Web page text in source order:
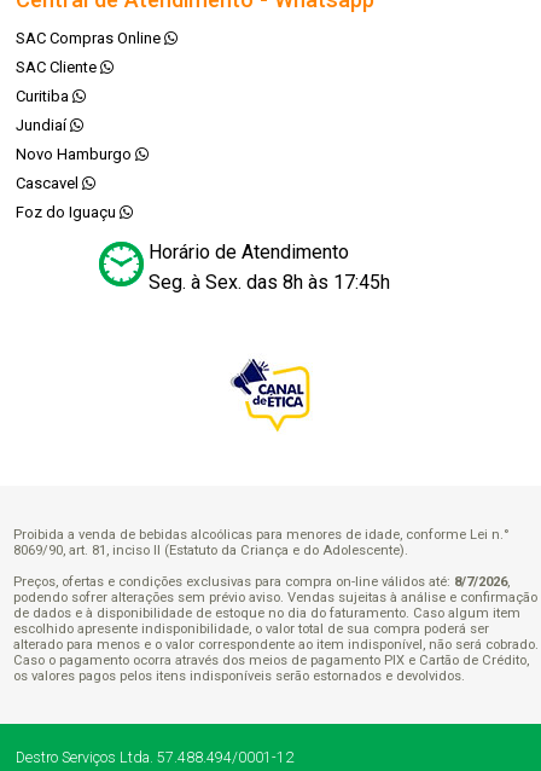
SAC Compras Online
SAC Cliente
Curitiba
Jundiaí
Novo Hamburgo
Cascavel
Foz do Iguaçu
Horário de Atendimento
Seg. à Sex. das 8h às 17:45h
Proibida a venda de bebidas alcoólicas para menores de idade, conforme Lei n.°
8069/90, art. 81, inciso II (Estatuto da Criança e do Adolescente).
Preços, ofertas e condições exclusivas para compra on-line válidos até: 8/7/2026,
podendo sofrer alterações sem prévio aviso. Vendas sujeitas à análise e confirmação
de dados e à disponibilidade de estoque no dia do faturamento. Caso algum item
escolhido apresente indisponibilidade, o valor total de sua compra poderá ser
alterado para menos e o valor correspondente ao item indisponível, não será cobrado.
Caso o pagamento ocorra através dos meios de pagamento PIX e Cartão de Crédito,
os valores pagos pelos itens indisponíveis serão estornados e devolvidos.
Destro Serviços Ltda. 57.488.494/0001-12